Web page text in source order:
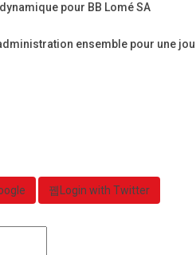
pour BB Lomé SA
ensemble pour une
Login with Twitter